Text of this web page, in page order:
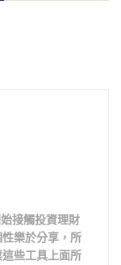
接觸投資理財
樂於分享，所
些工具上面所